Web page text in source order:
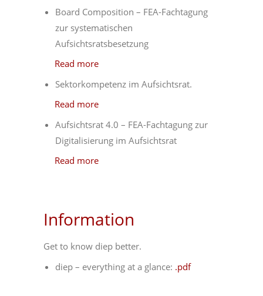
Board Composition – FEA-Fachtagung
zur systematischen
Aufsichtsratsbesetzung
Read more
Sektorkompetenz im Aufsichtsrat.
Read more
Aufsichtsrat 4.0 – FEA-Fachtagung zur
Digitalisierung im Aufsichtsrat
Read more
Information
Get to know diep better.
diep – everything at a glance: .pdf